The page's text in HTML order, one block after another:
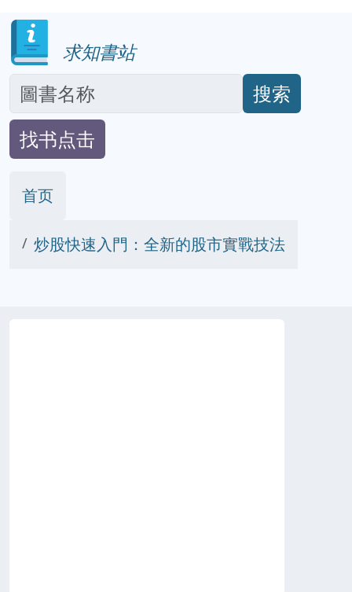
求知書站
搜索
找书点击
首页
炒股快速入門：全新的股市實戰技法